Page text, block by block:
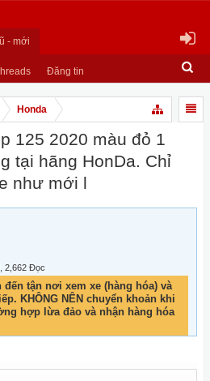
- mới
Đăng tin
Honda
125 2020 màu đỏ 1
tại hãng HonDa. Chỉ
như mới l
2,662 Đọc
đến tận nơi xem xe (hàng hóa) và
KHÔNG NÊN chuyển khoản khi
hợp lừa đảo và nhận hàng hóa